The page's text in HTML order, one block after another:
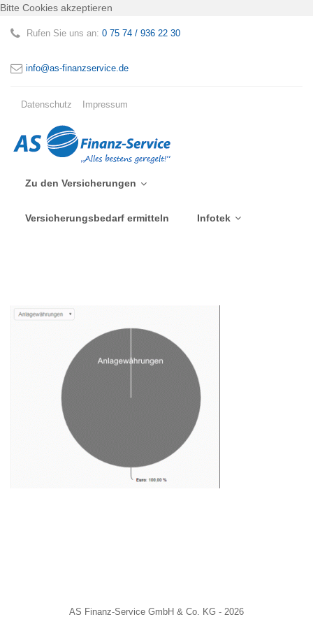
Bitte Cookies akzeptieren
Rufen Sie uns an: 0 75 74 / 936 22 30
info@as-finanzservice.de
Datenschutz Impressum
Zu den Versicherungen
Versicherungsbedarf ermitteln Infotek
AS Finanz-Service GmbH & Co. KG - 2026